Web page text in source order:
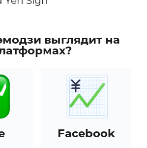
выглядит на
Facebook